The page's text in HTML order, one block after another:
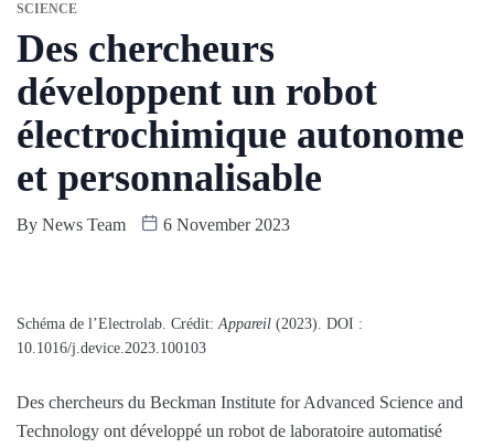
SCIENCE
Des chercheurs
développent un robot
électrochimique autonome
et personnalisable
By News Team 6 November 2023
Schéma de l’Electrolab. Crédit: Appareil (2023). DOI :
10.1016/j.device.2023.100103
Des chercheurs du Beckman Institute for Advanced Science and
Technology ont développé un robot de laboratoire automatisé